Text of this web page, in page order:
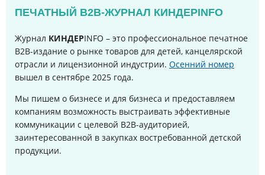
ПЕЧАТНЫЙ B2B-ЖУРНАЛ КИНДЕРINFO
Журнал КИНДЕРINFO – это профессиональное печатное
B2B-издание о рынке товаров для детей, канцелярской
отрасли и лицензионной индустрии. Осенний номер
вышел в сентябре 2025 года.
Мы пишем о бизнесе и для бизнеса и предоставляем
компаниям возможность выстраивать эффективные
коммуникации с целевой B2B-аудиторией,
заинтересованной в закупках востребованной детской
продукции.